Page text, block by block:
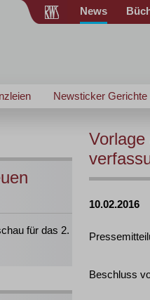
News
Newsticker Gerichte
für das 2.
10.02.2016
Beschluss